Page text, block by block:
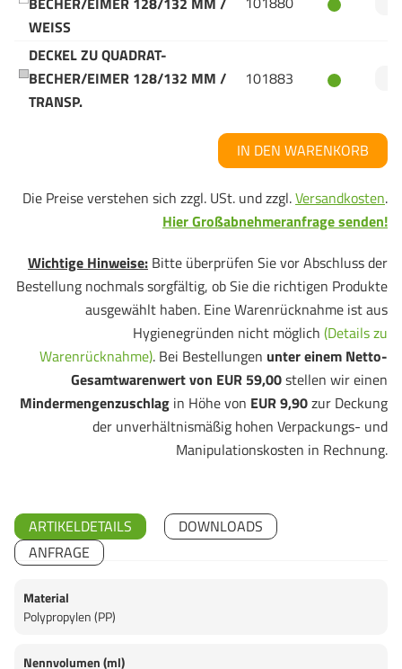
WEISS
DECKEL ZU QUADRAT-
BECHER/EIMER 128/132 MM /
TRANSP.
101883
IN DEN WARENKORB
Die Preise verstehen sich zzgl. USt. und zzgl.Versandkosten.
Hier Großabnehmeranfrage senden!
Wichtige Hinweise: Bitte überprüfen Sie vor Abschluss der
Bestellung nochmals sorgfältig, ob Sie die richtigen Produkte
ausgewählt haben. Eine Warenrücknahme ist aus
Hygienegründen nicht möglich (Details zu
Warenrücknahme). Bei Bestellungen unter einem Netto-
Gesamtwarenwert von EUR 59,00stellen wir einen
Mindermengenzuschlag in Höhe von EUR 9,90zur Deckung
der unverhältnismäßig hohen Verpackungs- und
Manipulationskosten in Rechnung.
ARTIKELDETAILS
Material
Polypropylen (PP)
Nennvolumen (ml)
DOWNLOADS
ANFRAGE